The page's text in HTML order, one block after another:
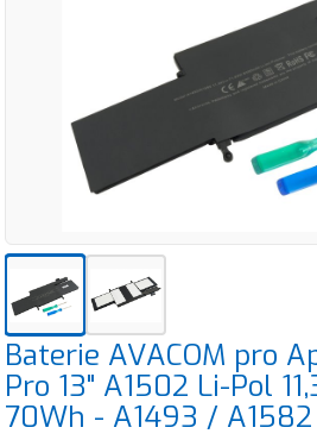
Baterie AVACOM pro
Pro 13" A1502 Li-Pol
70Wh - A1493 / A1582